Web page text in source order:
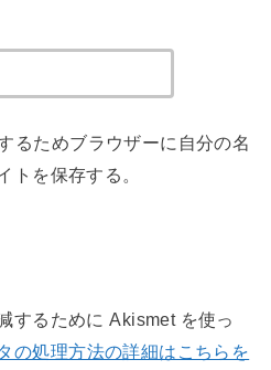
るためブラウザーに自分の名
トを保存する。
するために Akismet を使っ
の処理方法の詳細はこちらを